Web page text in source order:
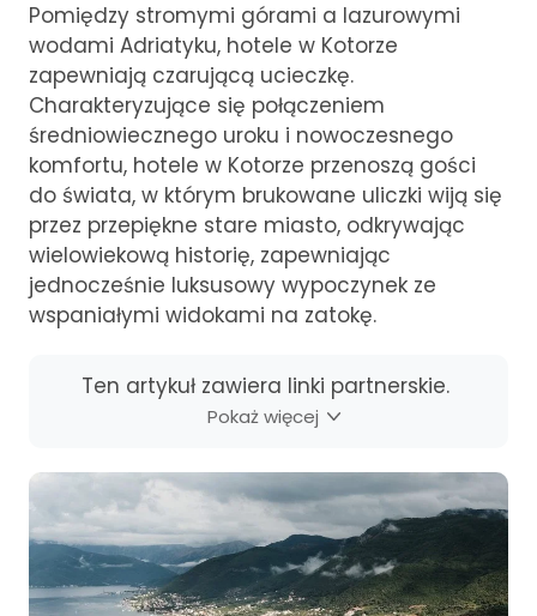
Pomiędzy stromymi górami a lazurowymi
wodami Adriatyku, hotele w Kotorze
zapewniają czarującą ucieczkę.
Charakteryzujące się połączeniem
średniowiecznego uroku i nowoczesnego
komfortu, hotele w Kotorze przenoszą gości
do świata, w którym brukowane uliczki wiją się
przez przepiękne stare miasto, odkrywając
wielowiekową historię, zapewniając
jednocześnie luksusowy wypoczynek ze
wspaniałymi widokami na zatokę.
Ten artykuł zawiera linki partnerskie.
Pokaż więcej